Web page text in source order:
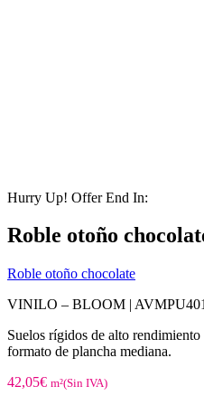
Hurry Up! Offer End In:
Roble otoño
Roble otoño chocolate
VINILO – BLOOM |
Suelos rígidos de alto
formato de plancha mediana.
42,05€ m²(Sin IVA)